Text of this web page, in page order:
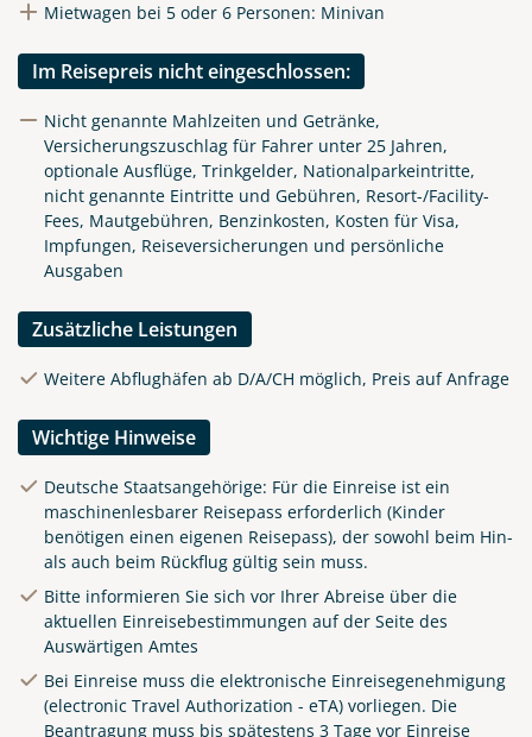
Mietwagen bei 5 oder 6 Personen: Minivan
Im Reisepreis nicht eingeschlossen:
Nicht genannte Mahlzeiten und Getränke,
Versicherungszuschlag für Fahrer unter 25 Jahren,
optionale Ausflüge, Trinkgelder, Nationalparkeintritte,
nicht genannte Eintritte und Gebühren, Resort-/Facility-
Fees, Mautgebühren, Benzinkosten, Kosten für Visa,
Impfungen, Reiseversicherungen und persönliche
Ausgaben
Zusätzliche Leistungen
Weitere Abflughäfen ab D/A/CH möglich, Preis auf Anfrage
Wichtige Hinweise
Deutsche Staatsangehörige: Für die Einreise ist ein
maschinenlesbarer Reisepass erforderlich (Kinder
benötigen einen eigenen Reisepass), der sowohl beim Hin-
als auch beim Rückflug gültig sein muss.
Bitte informieren Sie sich vor Ihrer Abreise über die
aktuellen Einreisebestimmungen auf der Seite des
Auswärtigen Amtes
Bei Einreise muss die elektronische Einreisegenehmigung
(electronic Travel Authorization - eTA) vorliegen. Die
Beantragung muss bis spätestens 3 Tage vor Einreise